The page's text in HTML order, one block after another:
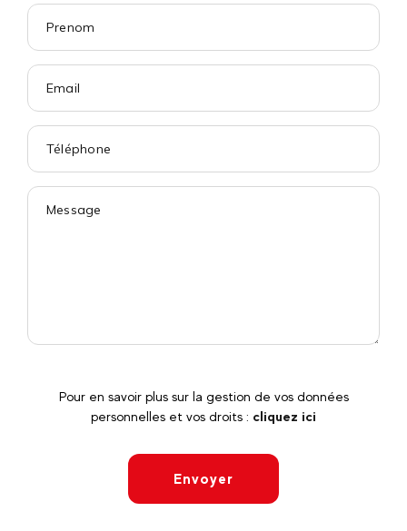
Pour en savoir plus sur la gestion de vos données
personnelles et vos droits : cliquez ici
Envoyer